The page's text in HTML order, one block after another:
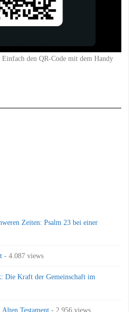
den QR-Code mit dem Handy
Zeiten: Psalm 23 bei einer
- 4.087 views
Die Kraft der Gemeinschaft im
Testament - 2.956 views